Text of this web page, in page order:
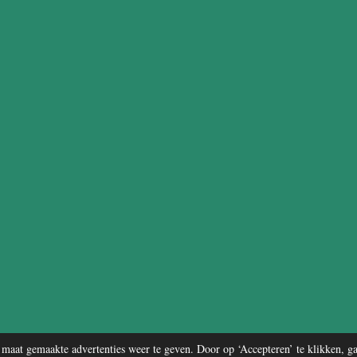
gemaakte advertenties weer te geven. Door op ‘Accepteren’ te klikken,